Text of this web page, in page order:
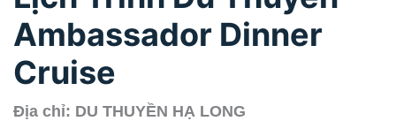
Ambassador Dinner
Cruise
Địa chỉ: DU THUYỀN HẠ LONG